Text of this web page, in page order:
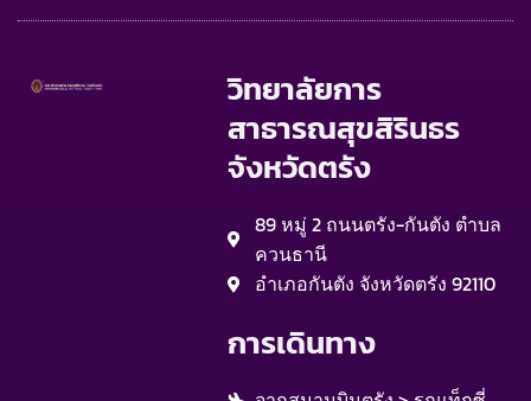
วิทยาลัยการ
สาธารณสุขสิรินธร
จังหวัดตรัง
89 หมู่ 2 ถนนตรัง-กันตัง ตำบล
ควนธานี
อำเภอกันตัง จังหวัดตรัง 92110
การเดินทาง